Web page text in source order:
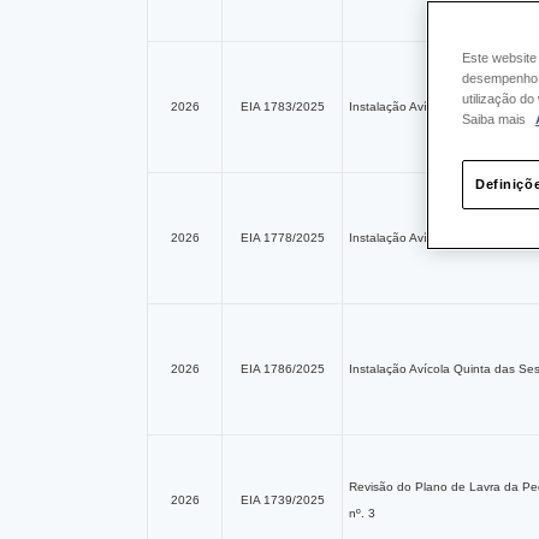
2026 EIA 1783/2025 Instalação Avícola Quinta do
2026 EIA 1778/2025 Instalação Avícola Quinta da
2026 EIA 1786/2025 Instalação Avícola Quinta das
2026 EIA 1739/2025
Revisão do Plano de Lavra da
nº. 3
Este
utilização do
Saiba mais